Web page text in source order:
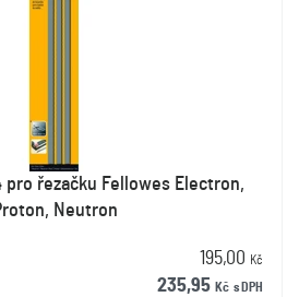
pro řezačku Fellowes Electron,
Neutron
195,00 Kč
235,95 Kč s DPH